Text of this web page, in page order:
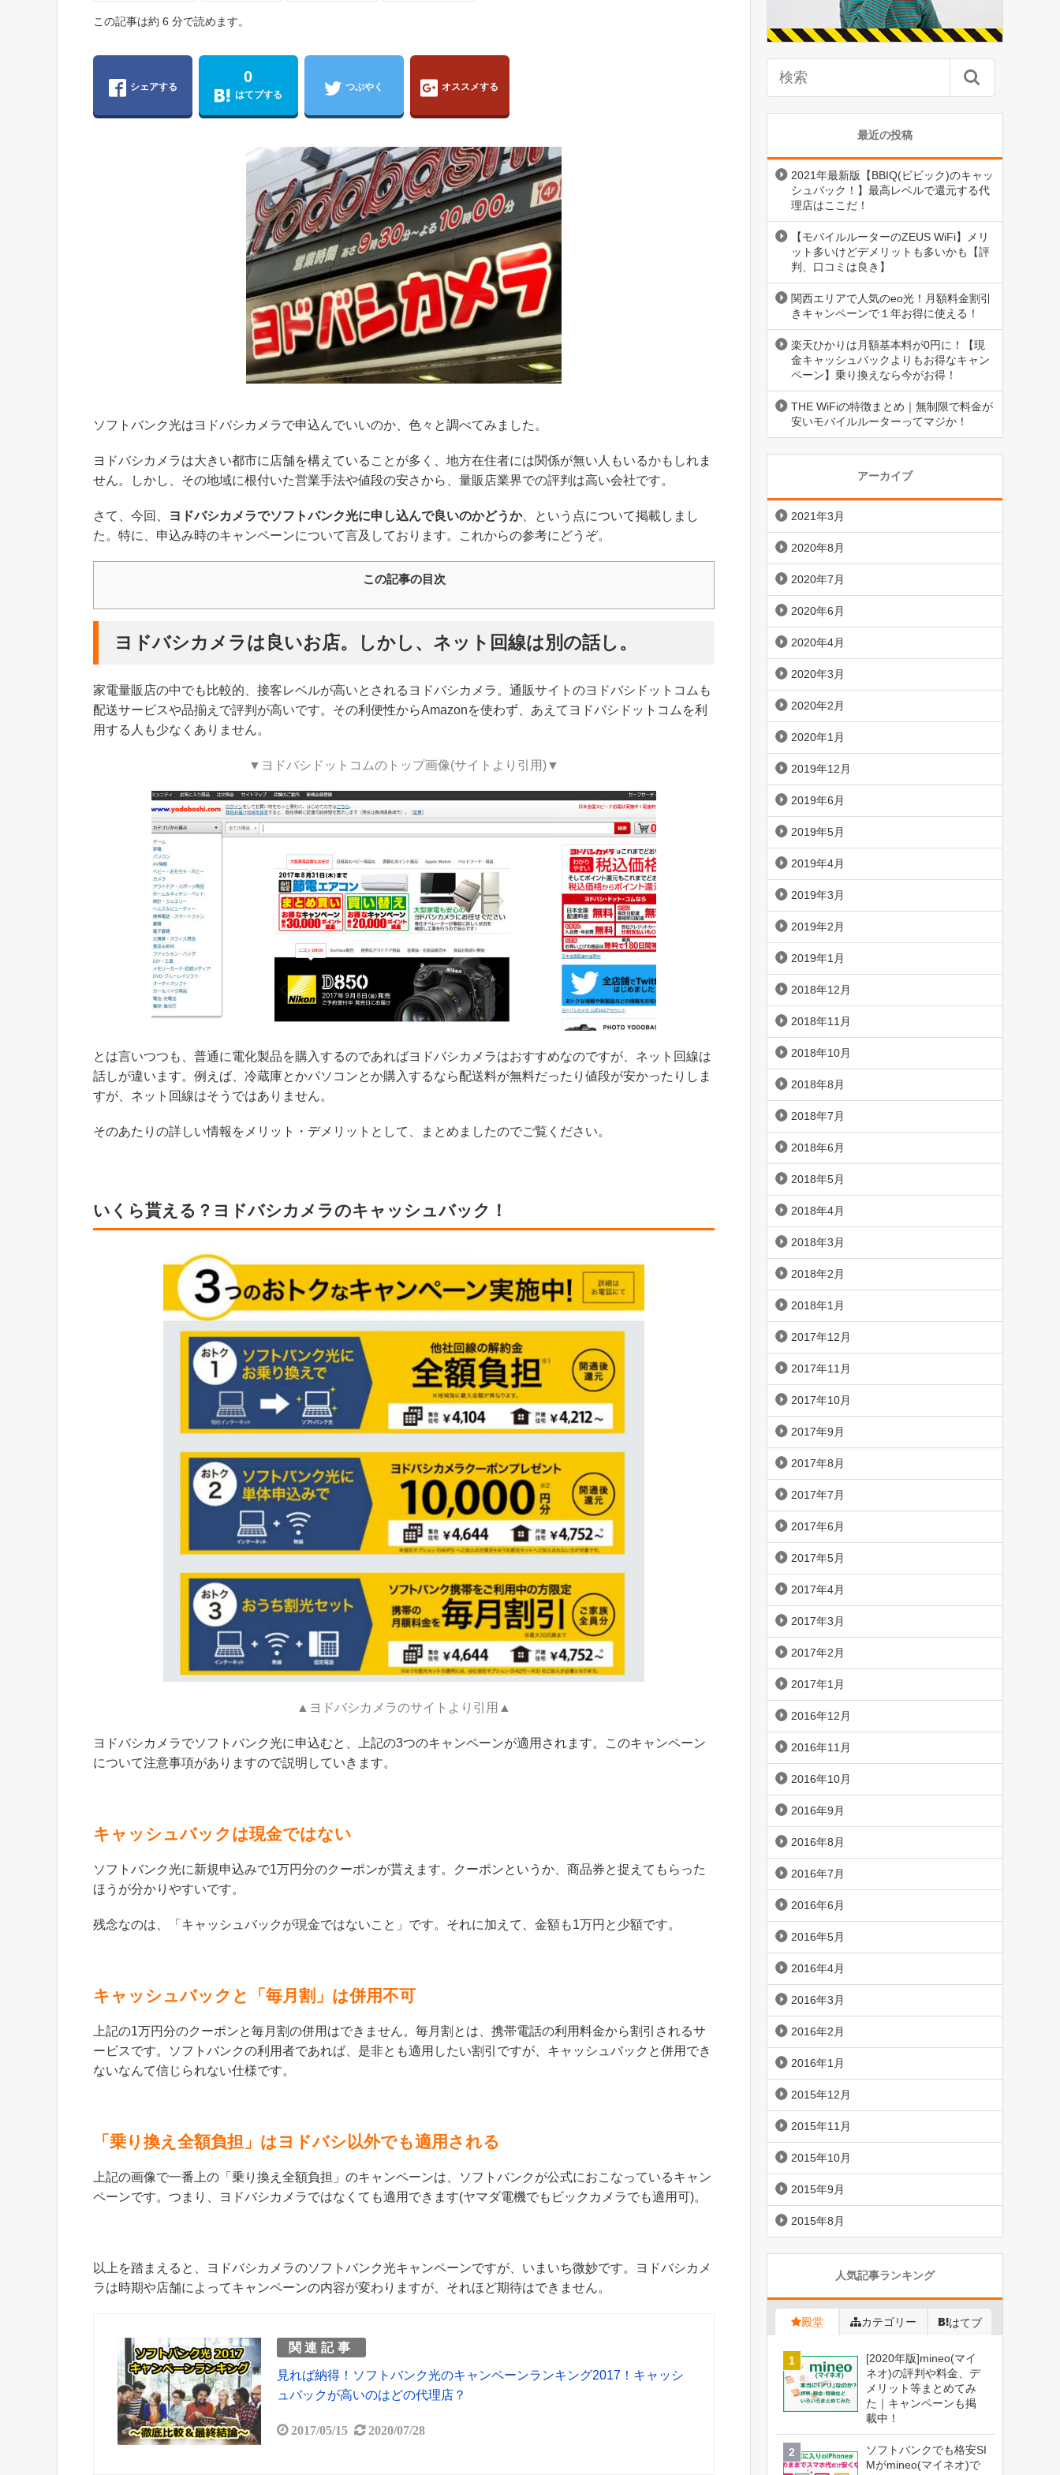
この記事は約 6 分で読めます。
シェアする
0
はてブする
つぶやく オススメする
ソフトバンク光はヨドバシカメラで申込んでいいのか、色々と調べてみました。
ヨドバシカメラは大きい都市に店舗を構えていることが多く、地方在住者には関係が無い人もいるかもしれま
せん。しかし、その地域に根付いた営業手法や値段の安さから、量販店業界での評判は高い会社です。
さて、今回、 ヨドバシカメラでソフトバンク光に申し込んで良いのかどうか、という点について掲載しまし
た。特に、申込み時のキャンペーンについて言及しております。これからの参考にどうぞ。
この記事の目次
ヨドバシカメラは良いお店。しかし、ネット回線は別の話し。
家電量販店の中でも比較的、接客レベルが高いとされるヨドバシカメラ。通販サイトのヨドバシドットコムも
配送サービスや品揃えで評判が高いです。その利便性からAmazonを使わず、あえてヨドバシドットコムを利
用する人も少なくありません。
▼ヨドバシドットコムのトップ画像(サイトより引用)▼
とは言いつつも、普通に電化製品を購入するのであればヨドバシカメラはおすすめなのですが、ネット回線は
話しが違います。例えば、冷蔵庫とかパソコンとか購入するなら配送料が無料だったり値段が安かったりしま
すが、ネット回線はそうではありません。
そのあたりの詳しい情報をメリット・デメリットとして、まとめましたのでご覧ください。
いくら貰える？ヨドバシカメラのキャッシュバック！
▲ヨドバシカメラのサイトより引用▲
ヨドバシカメラでソフトバンク光に申込むと、上記の3つのキャンペーンが適用されます。このキャンペーン
について注意事項がありますので説明していきます。
キャッシュバックは現金ではない
ソフトバンク光に新規申込みで1万円分のクーポンが貰えます。クーポンというか、商品券と捉えてもらった
ほうが分かりやすいです。
残念なのは、「キャッシュバックが現金ではないこと」です。それに加えて、金額も1万円と少額です。
キャッシュバックと「毎月割」は併用不可
上記の1万円分のクーポンと毎月割の併用はできません。毎月割とは、携帯電話の利用料金から割引されるサ
ービスです。ソフトバンクの利用者であれば、是非とも適用したい割引ですが、キャッシュバックと併用でき
ないなんて信じられない仕様です。
「乗り換え全額負担」はヨドバシ以外でも適用される
上記の画像で一番上の「乗り換え全額負担」のキャンペーンは、ソフトバンクが公式におこなっているキャン
ペーンです。つまり、ヨドバシカメラではなくても適用できます(ヤマダ電機でもビックカメラでも適用可)。
以上を踏まえると、ヨドバシカメラのソフトバンク光キャンペーンですが、いまいち微妙です。ヨドバシカメ
ラは時期や店舗によってキャンペーンの内容が変わりますが、それほど期待はできません。
関連記事
見れば納得！ソフトバンク光のキャンペーンランキング2017！キャッシ
ュバックが高いのはどの代理店？
2017/05/15 2020/07/28
最近の投稿
2021年最新版【BBIQ(ビビック)のキャッ
シュバック！】最高レベルで還元する代
理店はここだ！
【モバイルルーターのZEUS WiFi】メリ
ット多いけどデメリットも多いかも【評
判、口コミは良き】
関西エリアで人気のeo光！月額料金割引
きキャンペーンで１年お得に使える！
楽天ひかりは月額基本料が0円に！【現
金キャッシュバックよりもお得なキャン
ペーン】乗り換えなら今がお得！
THE WiFiの特徴まとめ｜無制限で料金が
安いモバイルルーターってマジか！
アーカイブ
2021年3月
2020年8月
2020年7月
2020年6月
2020年4月
2020年3月
2020年2月
2020年1月
2019年12月
2019年6月
2019年5月
2019年4月
2019年3月
2019年2月
2019年1月
2018年12月
2018年11月
2018年10月
2018年8月
2018年7月
2018年6月
2018年5月
2018年4月
2018年3月
2018年2月
2018年1月
2017年12月
2017年11月
2017年10月
2017年9月
2017年8月
2017年7月
2017年6月
2017年5月
2017年4月
2017年3月
2017年2月
2017年1月
2016年12月
2016年11月
2016年10月
2016年9月
2016年8月
2016年7月
2016年6月
2016年5月
2016年4月
2016年3月
2016年2月
2016年1月
2015年12月
2015年11月
2015年10月
2015年9月
2015年8月
人気記事ランキング
殿堂 カテゴリー はてブ
[2020年版]mineo(マイ
ネオ)の評判や料金、デ
メリット等まとめてみ
た｜キャンペーンも掲
載中！
ソフトバンクでも格安SI
Mがmineo(マイネオ)で